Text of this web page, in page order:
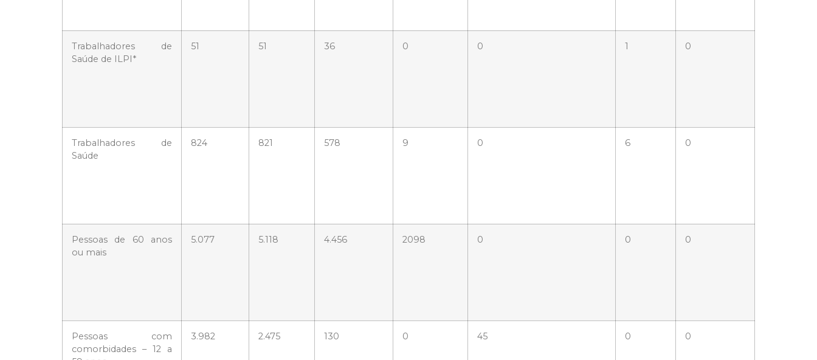
Trabalhadores de
Saúde de ILPI*
51 51 36 0 0 1 0
Trabalhadores de
Saúde
824 821 578 9 0 6 0
Pessoas de 60 anos
ou mais
5.077 5.118 4.456 2098 0 0 0
Pessoas com
comorbidades – 12 a
3.982 2.475 130 0 45 0 0